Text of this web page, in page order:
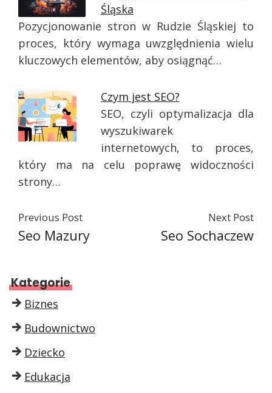
Śląska
Pozycjonowanie stron w Rudzie Śląskiej to
proces, który wymaga uwzględnienia wielu
kluczowych elementów, aby osiągnąć…
Czym jest SEO?
SEO, czyli optymalizacja dla
wyszukiwarek
internetowych, to proces,
który ma na celu poprawę widoczności
strony…
Previous Post
Seo Mazury
Next Post
Seo Sochaczew
Kategorie
Biznes
Budownictwo
Dziecko
Edukacja